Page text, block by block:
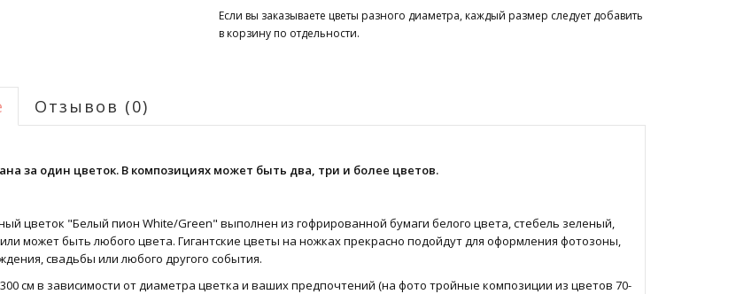
Если вы заказываете цветы разного диаметра, каждый размер следует добавить
в корзину по отдельности.
Отзывов (0)
за один цветок. В композициях может быть два, три и более цветов.
цветок "Белый пион White/Green" выполнен из гофрированной бумаги белого цвета, стебель зеленый,
может быть любого цвета. Гигантские цветы на ножках прекрасно подойдут для оформления фотозоны,
свадьбы или любого другого события.
см в зависимости от диаметра цветка и ваших предпочтений (на фото тройные композиции из цветов 70-